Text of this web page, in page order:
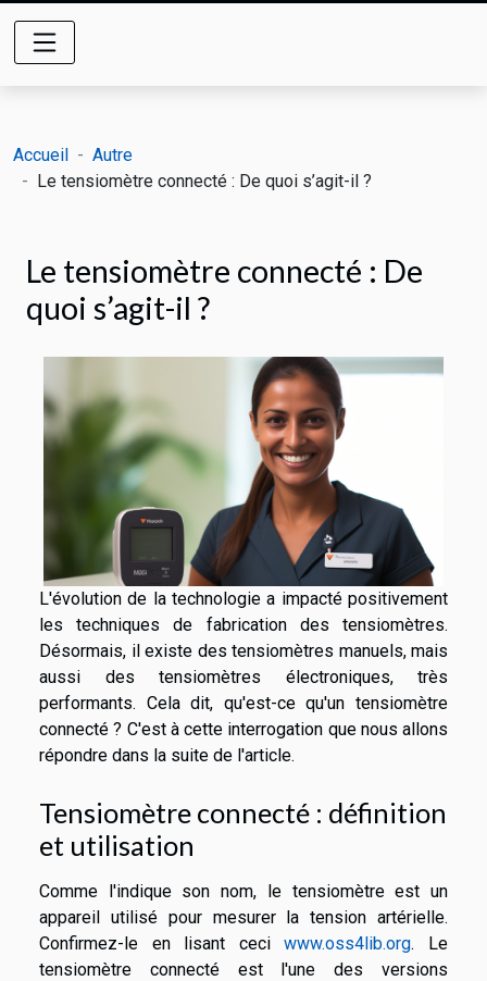
Accueil
Autre
Le tensiomètre connecté : De quoi s’agit-il ?
Le tensiomètre connecté : De
quoi s’agit-il ?
L'évolution de la technologie a impacté positivement
les techniques de fabrication des tensiomètres.
Désormais, il existe des tensiomètres manuels, mais
aussi des tensiomètres électroniques, très
performants. Cela dit, qu'est-ce qu'un tensiomètre
connecté ? C'est à cette interrogation que nous allons
répondre dans la suite de l'article.
Tensiomètre connecté : définition
et utilisation
Comme l'indique son nom, le tensiomètre est un
appareil utilisé pour mesurer la tension artérielle.
Confirmez-le en lisant ceciwww.oss4lib.org. Le
tensiomètre connecté est l'une des versions